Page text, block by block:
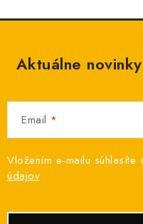
Aktuálne
Email
Vložením e-mailu súhlasíte
údajov